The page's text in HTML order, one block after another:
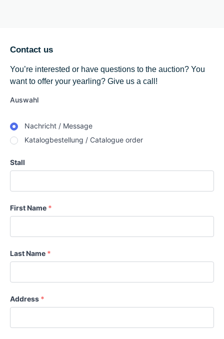
Contact us
You’re interested or have questions to the auction? You
want to offer your yearling? Give us a call!
Auswahl
Nachricht / Message
Katalogbestellung / Catalogue order
Stall
First Name *
Last Name *
Address *